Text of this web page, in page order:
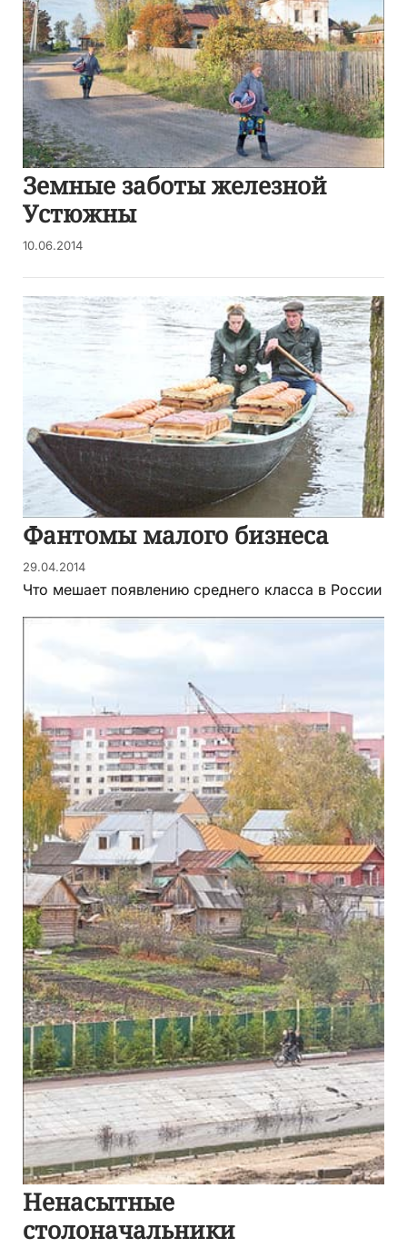
Земные заботы железной
Устюжны
10.06.2014
Фантомы малого бизнеса
29.04.2014
Что мешает появлению среднего класса в России
Ненасытные
столоначальники